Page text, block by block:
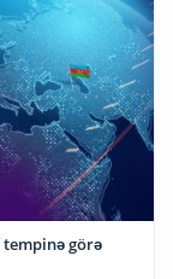
görə